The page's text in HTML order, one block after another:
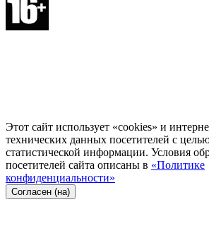
Этот сайт использует «cookies» и
технических данных посетителей с
статистической информации. Условия
посетителей сайта описаны в «Политике
конфиденциальности»
Согласен (на)